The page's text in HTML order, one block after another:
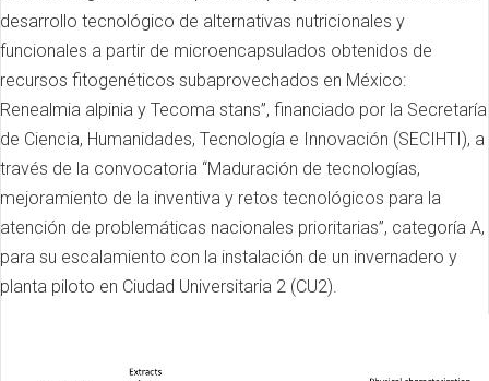
desarrollo tecnológico de alternativas nutricionales y
funcionales a partir de microencapsulados obtenidos de
recursos fitogenéticos subaprovechados en México:
Renealmia alpinia y Tecoma stans”, financiado por la Secretaría
de Ciencia, Humanidades, Tecnología e Innovación (SECIHTI), a
través de la convocatoria “Maduración de tecnologías,
mejoramiento de la inventiva y retos tecnológicos para la
atención de problemáticas nacionales prioritarias”, categoría A,
para su escalamiento con la instalación de un invernadero y
planta piloto en Ciudad Universitaria 2 (CU2).